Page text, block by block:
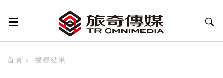
首頁 搜尋結果